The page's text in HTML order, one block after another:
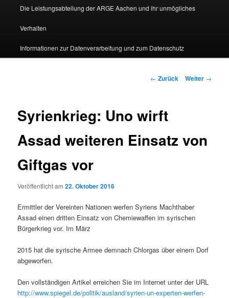
Die Leistungsabteilung der ARGE Aachen und ihr unmögliches
Verhalten
Informationen zur Datenverarbeitung und zum Datenschutz
Beitragsnavigation
← Zurück Weiter →
Syrienkrieg: Uno wirft
Assad weiteren Einsatz von
Giftgas vor
Veröffentlicht am22. Oktober 2016
Ermittler der Vereinten Nationen werfen Syriens Machthaber
Assad einen dritten Einsatz von Chemiewaffen im syrischen
Bürgerkrieg vor. Im März
2015 hat die syrische Armee demnach Chlorgas über einem Dorf
abgeworfen.
Den vollständigen Artikel erreichen Sie im Internet unter der URL
http://www.spiegel.de/politik/ausland/syrien-un-experten-werfen-